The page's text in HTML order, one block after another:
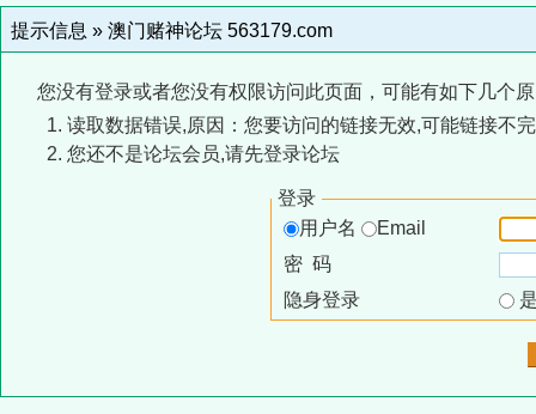
提示信息 » 澳门赌神论坛 563179.com
您没有登录或者您没有权限访问此页面，可能有如下几个
读取数据错误,原因：您要访问的链接无效,可能链接不
您还不是论坛会员,请先登录论坛
登录
用户名
Email
密 码
隐身登录